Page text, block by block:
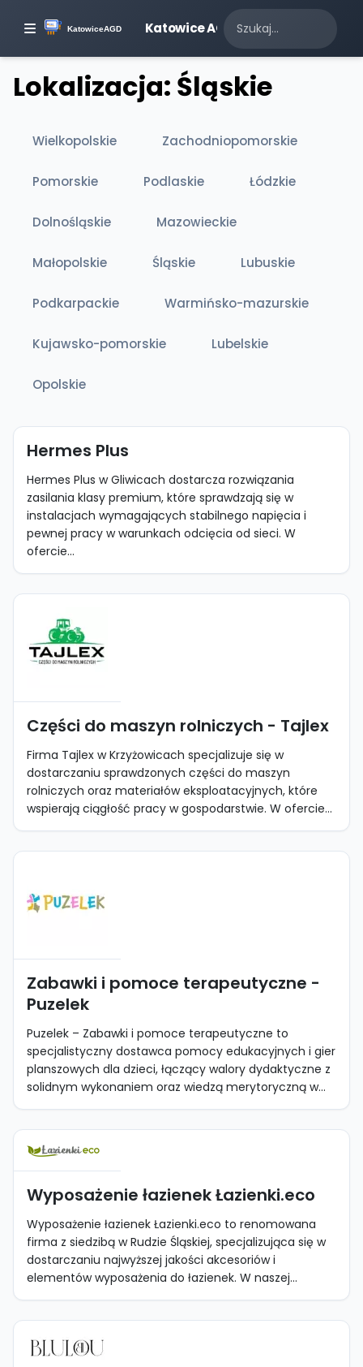
Katowice AGD
Lokalizacja: Śląskie
Wielkopolskie Zachodniopomorskie
Pomorskie Podlaskie Łódzkie
Dolnośląskie Mazowieckie
Małopolskie Śląskie Lubuskie
Podkarpackie Warmińsko-mazurskie
Kujawsko-pomorskie Lubelskie
Opolskie
Hermes Plus
Hermes Plus w Gliwicach dostarcza rozwiązania
zasilania klasy premium, które sprawdzają się w
instalacjach wymagających stabilnego napięcia i
pewnej pracy w warunkach odcięcia od sieci. W
ofercie...
Części do maszyn rolniczych - Tajlex
Firma Tajlex w Krzyżowicach specjalizuje się w
dostarczaniu sprawdzonych części do maszyn
rolniczych oraz materiałów eksploatacyjnych, które
wspierają ciągłość pracy w gospodarstwie. W ofercie...
Zabawki i pomoce terapeutyczne -
Puzelek
Puzelek – Zabawki i pomoce terapeutyczne to
specjalistyczny dostawca pomocy edukacyjnych i gier
planszowych dla dzieci, łączący walory dydaktyczne z
solidnym wykonaniem oraz wiedzą merytoryczną w...
Wyposażenie łazienek Łazienki.eco
Wyposażenie łazienek Łazienki.eco to renomowana
firma z siedzibą w Rudzie Śląskiej, specjalizująca się w
dostarczaniu najwyższej jakości akcesoriów i
elementów wyposażenia do łazienek. W naszej...